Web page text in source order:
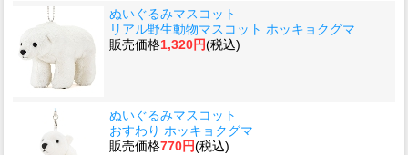
ぬいぐるみマスコット
リアル野生動物マスコット ホッキョクグマ
販売価格1,320円(税込)
ぬいぐるみマスコット
おすわり ホッキョクグマ
販売価格770円(税込)